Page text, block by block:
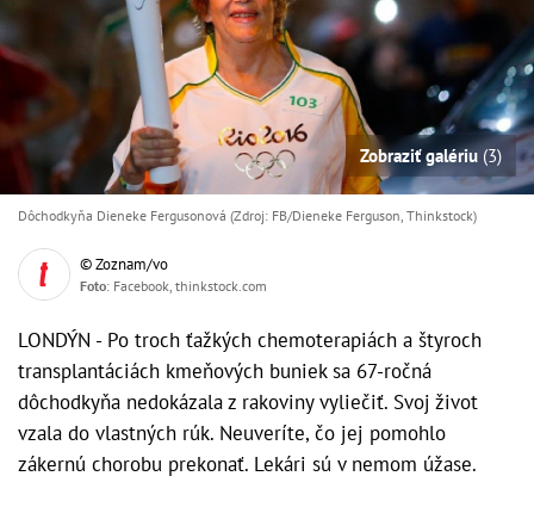
Zobraziť galériu (3)
Dôchodkyňa Dieneke Fergusonová (Zdroj: FB/Dieneke Ferguson, Thinkstock)
© Zoznam/vo
Foto: Facebook, thinkstock.com
LONDÝN - Po troch ťažkých chemoterapiách a štyroch
transplantáciách kmeňových buniek sa 67-ročná
dôchodkyňa nedokázala z rakoviny vyliečiť. Svoj život
vzala do vlastných rúk. Neuveríte, čo jej pomohlo
zákernú chorobu prekonať. Lekári sú v nemom úžase.